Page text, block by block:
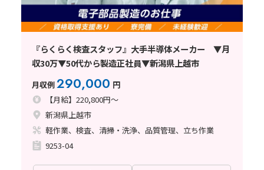
『らくらく検査スタッフ』大手半導体メーカー ▼月
収30万▼50代から製造正社員▼新潟県上越市
月収例290,000 円
【月給】220,800円～
新潟県上越市
軽作業、検査、清掃・洗浄、品質管理、立ち作業
9253-04